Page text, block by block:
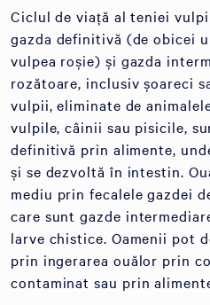
Ciclul de viață al teniei
gazda definitivă (de obicei
vulpea roșie) și gazda
rozătoare, inclusiv șoareci
vulpii, eliminate de
vulpile, câinii sau pisicile,
definitivă prin alimente,
și se dezvoltă în intestin.
mediu prin fecalele gazdei
care sunt gazde
larve chistice. Oamenii pot
prin ingerarea ouălor prin
contaminat sau prin